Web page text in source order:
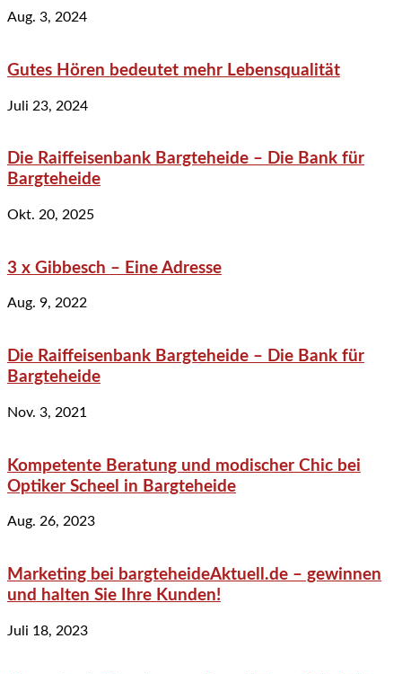
Aug. 3, 2024
Gutes Hören bedeutet mehr Lebensqualität
Juli 23, 2024
Die Raiffeisenbank Bargteheide – Die Bank für
Bargteheide
Okt. 20, 2025
3 x Gibbesch – Eine Adresse
Aug. 9, 2022
Die Raiffeisenbank Bargteheide – Die Bank für
Bargteheide
Nov. 3, 2021
Kompetente Beratung und modischer Chic bei
Optiker Scheel in Bargteheide
Aug. 26, 2023
Marketing bei bargteheideAktuell.de – gewinnen
und halten Sie Ihre Kunden!
Juli 18, 2023